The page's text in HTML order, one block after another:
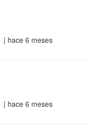
| hace 6 meses
| hace 6 meses